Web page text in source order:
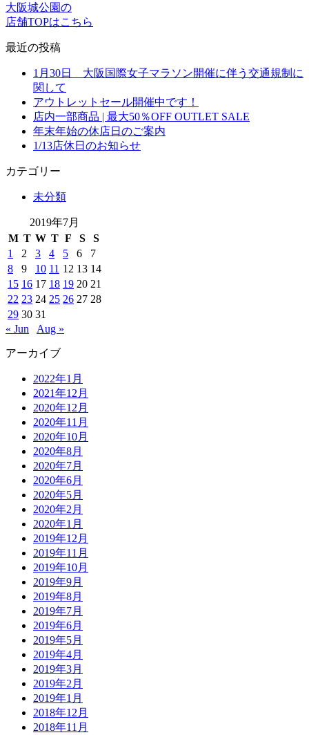
大阪城公園の
店舗TOPはこちら
最近の投稿
1月30日 大阪国際女子マラソン開催に伴う交通規制に
関して
アウトレットセール開催中です！
店内一部商品 | 最大50％OFF OUTLET SALE
年末年始の休店日のご案内
1/13店休日のお知らせ
カテゴリー
未分類
2019年7月
M T W T F S
S
1
2 3 4 5 6
7
8
9 10 11 12 13 14
15 16 17 18 19 20 21
22 23 24 25 26 27 28
29 30 31
« Jun
Aug »
アーカイブ
2022年1月
2021年12月
2020年12月
2020年11月
2020年10月
2020年8月
2020年7月
2020年6月
2020年5月
2020年2月
2020年1月
2019年12月
2019年11月
2019年10月
2019年9月
2019年8月
2019年7月
2019年6月
2019年5月
2019年4月
2019年3月
2019年2月
2019年1月
2018年12月
2018年11月